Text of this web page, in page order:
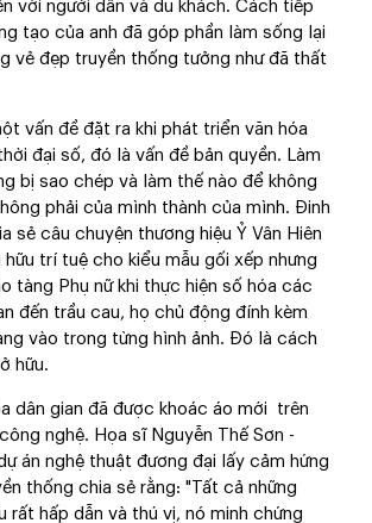
với người dân và du khách. Cách tiếp
tạo của anh đã góp phần làm sống lại
vẻ đẹp truyền thống tưởng như đã thất
vấn đề đặt ra khi phát triển văn hóa
đại số, đó là vấn đề bản quyền. Làm
bị sao chép và làm thế nào để không
phải của mình thành của mình. Đinh
sẻ câu chuyện thương hiệu Ỷ Vân Hiên
hữu trí tuệ cho kiểu mẫu gối xếp nhưng
tàng Phụ nữ khi thực hiện số hóa các
đến trầu cau, họ chủ động đính kèm
vào trong từng hình ảnh. Đó là cách
hữu.
dân gian đã được khoác áo mới trên
nghệ. Họa sĩ Nguyễn Thế Sơn -
án nghệ thuật đương đại lấy cảm hứng
thống chia sẻ rằng: "Tất cả những
rất hấp dẫn và thú vị, nó minh chứng